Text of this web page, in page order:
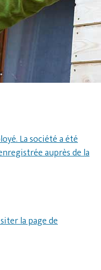
La société a été
auprès de la
la page de